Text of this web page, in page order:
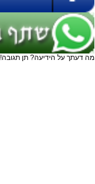
מה דעתך על הידיעה? תן תגובה!